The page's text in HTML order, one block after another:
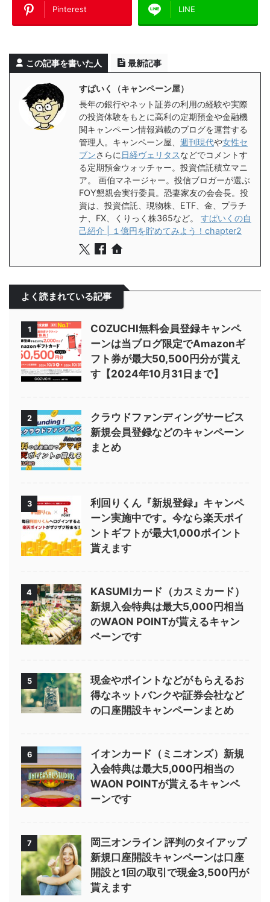
Pinterest LINE
この記事を書いた人 最新記事
すぱいく（キャンペーン屋）
長年の銀行やネット証券の利用の経験や実際
の投資体験をもとに高利の定期預金や金融機
関キャンペーン情報満載のブログを運営する
管理人。キャンペーン屋、 週刊現代や女性セ
ブンさらに 日経ヴェリタスなどでコメントす
る定期預金ウォッチャー。投資信託積立マニ
ア。 画伯マネージャー。投信ブロガーが選ぶ
FOY懇親会実行委員。恐妻家友の会会長。投
資は、投資信託、現物株、ETF、金、プラチ
ナ、FX、くりっく株365など。 すぱいくの自
己紹介 | １億円を貯めてみよう！chapter2
よく読まれている記事
1
COZUCHI無料会員登録キャンペ
ーンは当ブログ限定でAmazonギ
フト券が最大50,500円分が貰え
す【2024年10月31日まで】
2
クラウドファンディングサービス
新規会員登録などのキャンペーン
まとめ
3
利回りくん『新規登録』キャンペ
ーン実施中です。今なら楽天ポイ
ントギフトが最大1,000ポイント
貰えます
4
KASUMIカード（カスミカード）
新規入会特典は最大5,000円相当
のWAON POINTが貰えるキャン
ペーンです
5
現金やポイントなどがもらえるお
得なネットバンクや証券会社など
の口座開設キャンペーンまとめ
6
イオンカード（ミニオンズ）新規
入会特典は最大5,000円相当の
WAON POINTが貰えるキャンペ
ーンです
7
岡三オンライン 評判のタイアップ
新規口座開設キャンペーンは口座
開設と1回の取引で現金3,500円が
貰えます